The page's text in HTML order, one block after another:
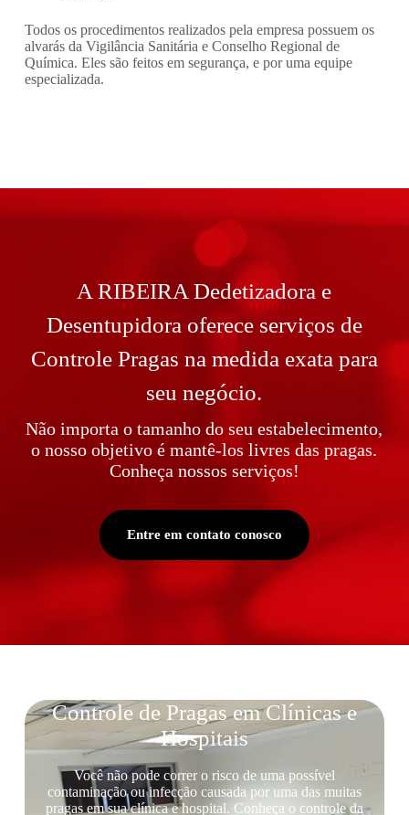
Todos os procedimentos realizados pela empresa possuem os
alvarás da Vigilância Sanitária e Conselho Regional de
Química. Eles são feitos em segurança, e por uma equipe
especializada.
A RIBEIRA Dedetizadora e
Desentupidora oferece serviços de
Controle Pragas na medida exata para
seu negócio.
Não importa o tamanho do seu estabelecimento,
o nosso objetivo é mantê-los livres das pragas.
Conheça nossos serviços!
Entre em contato conosco
Controle de Pragas em Clínicas e
Hospitais
Você não pode correr o risco de uma possível
contaminação ou infecção causada por uma das muitas
pragas em sua clínica e hospital. Conheça o controle da